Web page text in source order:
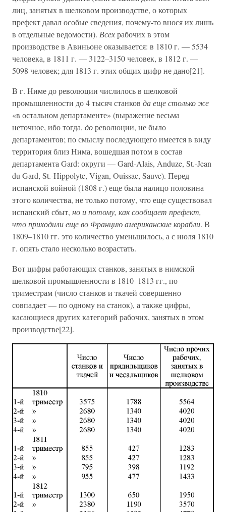
лиц, занятых в шелковом производстве, о которых
префект давал особые сведения, почему-то внося их лишь
в отдельные ведомости). Всехрабочих в этом
производстве в Авиньоне оказывается: в 1810 г. — 5534
человека, в 1811 г. — 3122–3150 человек, в 1812 г. —
5098 человек; для 1813 г. этих общих цифр не дано[21].
В г. Ниме до революции числилось в шелковой
промышленности до 4 тысяч станков да еще столько же
«в остальном департаменте» (выражение весьма
неточное, ибо тогда, дореволюции, не было
департаментов; по смыслу последующего имеется в виду
территория близ Нима, вошедшая потом в состав
департамента Gard: округи — Gard-Alais, Anduze, St.-Jean
du Gard, St.-Hippolyte, Vigan, Ouissac, Sauve). Перед
испанской войной (1808 г.) еще была налицо половина
этого количества, не только потому, что еще существовал
испанский сбыт, но и потому, как сообщает префект,
что приходили еще во Францию американские корабли. В
1809–1810 гг. это количество уменьшилось, а с июля 1810
г. опять стало несколько возрастать.
Вот цифры работающих станков, занятых в нимской
шелковой промышленности в 1810–1813 гг., по
триместрам (число станков и ткачей совершенно
совпадает — по одному на станок), а также цифры,
касающиеся других категорий рабочих, занятых в этом
производстве[22].